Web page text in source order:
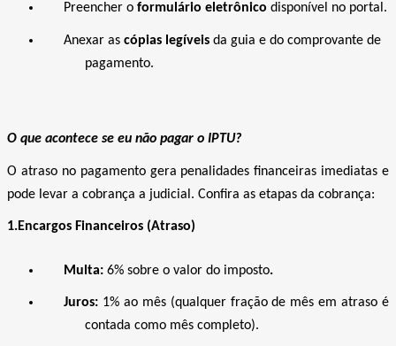
Preencher o formulário eletrônico disponível no portal.
Anexar as cópias legíveis da guia e do comprovante de
pagamento.
O que acontece se eu não pagar o IPTU?
O atraso no pagamento gera penalidades financeiras imediatas e
pode levar a cobrança a judicial . Confira as etapas da cobrança:
1.Encargos Financeiros (Atraso)
Multa: 6% sobre o valor do imposto.
Juros: 1% ao mês (qualquer fração de mês em atraso é
contada como mês completo).